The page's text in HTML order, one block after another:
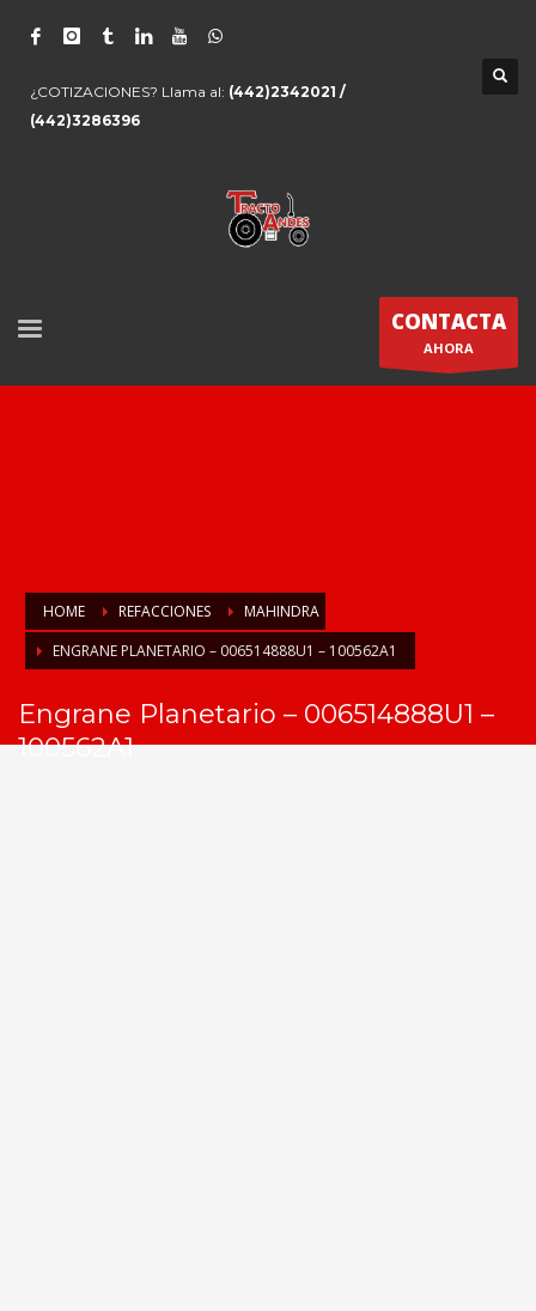
¿COTIZACIONES? Llama al: (442)2342021 /
(442)3286396
CONTACTA
AHORA
HOME REFACCIONES
MAHINDRA
ENGRANE PLANETARIO – 006514888U1 – 100562A1
Engrane Planetario – 006514888U1 –
100562A1